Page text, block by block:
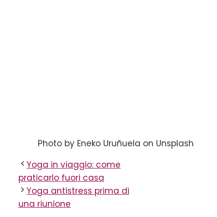
Photo by Eneko Uruñuela on Unsplash
Yoga in viaggio: come
praticarlo fuori casa
Yoga antistress prima di
una riunione